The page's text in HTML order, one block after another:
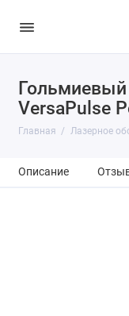
Гольмиевый
VersaPulse
Главная Лазерное
Описание